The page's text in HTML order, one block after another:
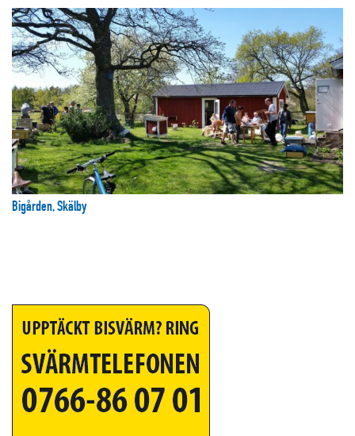
Bigården, Skälby